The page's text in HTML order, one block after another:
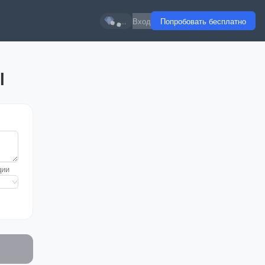
... Вход Попробовать бесплатно